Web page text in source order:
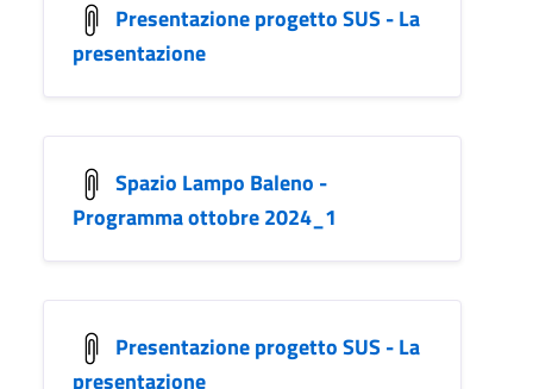
Presentazione progetto SUS - La
presentazione
Spazio Lampo Baleno -
Programma ottobre 2024_1
Presentazione progetto SUS - La
presentazione